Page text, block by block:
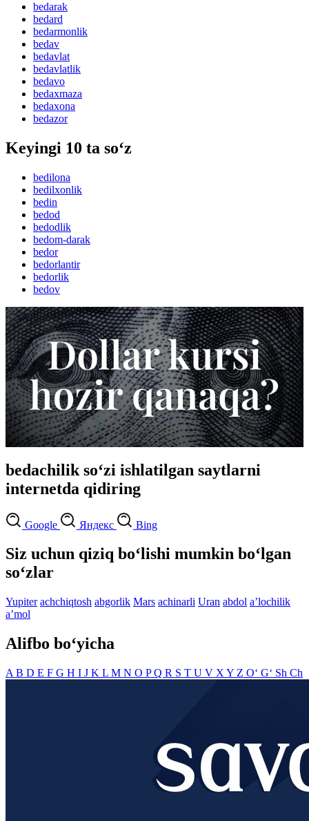
bedarak
bedard
bedarmonlik
bedav
bedavlat
bedavlatlik
bedavo
bedaxmaza
bedaxona
bedazor
Keyingi 10 ta so‘z
bedilona
bedilxonlik
bedin
bedod
bedodlik
bedom-darak
bedor
bedorlantir
bedorlik
bedov
bedachilik so‘zi ishlatilgan saytlarni
internetda qidiring
Google Яндекс Bing
Siz uchun qiziq bo‘lishi mumkin bo‘lgan
so‘zlar
Yupiter achchiqtosh abgorlik Mars achinarli Uran abdol aʼlochilik
aʼmol
Alifbo bo‘yicha
A B D E F G H I J K L M N O PQ R S T U V X Y Z O‘ G‘ Sh Ch